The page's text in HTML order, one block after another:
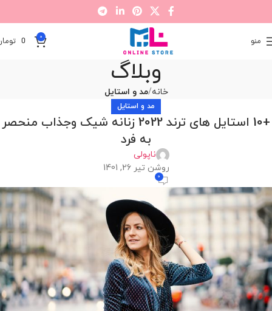
منو 0
0
وبلاگ
خانه مد و استایل
مد و استایل
+10 استایل های ترند 2022 زنانه شیک وجذاب منحصر
به فرد
ناپولی
روشن تیر 26, 1401
0